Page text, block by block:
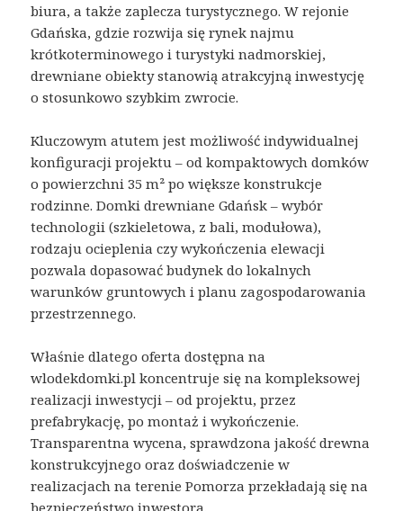
biura, a także zaplecza turystycznego. W rejonie
Gdańska, gdzie rozwija się rynek najmu
krótkoterminowego i turystyki nadmorskiej,
drewniane obiekty stanowią atrakcyjną inwestycję
o stosunkowo szybkim zwrocie.
Kluczowym atutem jest możliwość indywidualnej
konfiguracji projektu – od kompaktowych domków
o powierzchni 35 m² po większe konstrukcje
rodzinne. Domki drewniane Gdańsk – wybór
technologii (szkieletowa, z bali, modułowa),
rodzaju ocieplenia czy wykończenia elewacji
pozwala dopasować budynek do lokalnych
warunków gruntowych i planu zagospodarowania
przestrzennego.
Właśnie dlatego oferta dostępna na
wlodekdomki.pl koncentruje się na kompleksowej
realizacji inwestycji – od projektu, przez
prefabrykację, po montaż i wykończenie.
Transparentna wycena, sprawdzona jakość drewna
konstrukcyjnego oraz doświadczenie w
realizacjach na terenie Pomorza przekładają się na
bezpieczeństwo inwestora.